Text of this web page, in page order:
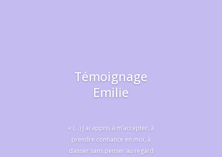
Témoignage
Emilie
« (…) J ai appris à m’accepter, à
prendre confiance en moi, à
danser sans penser au regard